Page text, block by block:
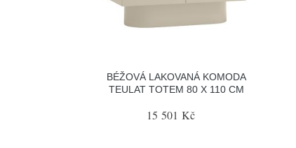
BÉŽOVÁ LAKOVANÁ KOMODA
TEULAT TOTEM 80 X 110 CM
15 501 Kč